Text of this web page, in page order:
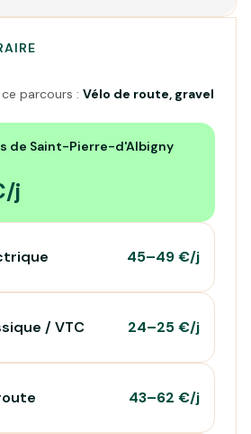
parcours : Vélo de route, gravel
de Saint-Pierre-d'Albigny
j
45–49 €/j
/ VTC 24–25 €/j
43–62 €/j